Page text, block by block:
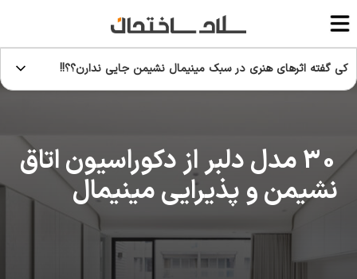
کی گفته اثرهای هنری در سبک مینیمال نشیمن جایی ندارن؟؟!!
30 مدل دلبر از دکوراسیون اتاق
نشیمن و پذیرایی مینیمال